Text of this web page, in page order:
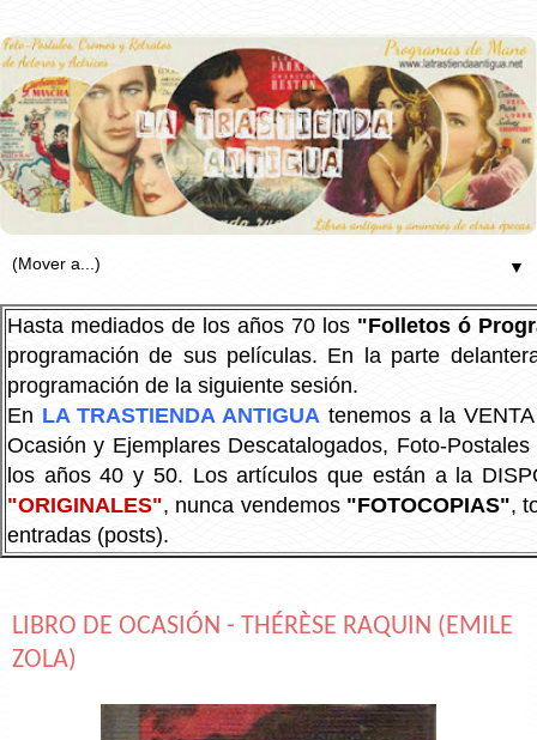
▼
Hasta mediados de los años 70 los "Folletos ó
programación de sus películas. En la parte
programación de la siguiente sesión.
En LA TRASTIENDA ANTIGUA tenemos a la
Ocasión y Ejemplares Descatalogados, Foto-
los años 40 y 50. Los artículos que están a la
"ORIGINALES", nunca vendemos "FOTOCOPIAS",
entradas (posts).
LIBRO DE OCASIÓN - THÉRÈSE RAQUIN (EMILE
ZOLA)